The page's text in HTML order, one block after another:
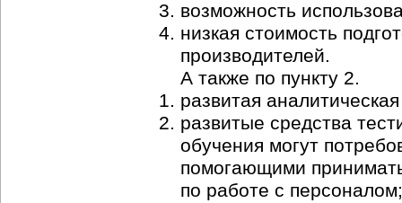
возможность
низкая стоимость
производителей.
А также по пункту 2.
развитая
развитые средства
обучения могут
помогающими
по работе с персоналом;